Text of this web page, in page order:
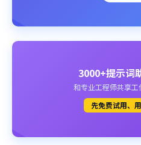
3000+提示词
和专业工程师共享
先免费试用、